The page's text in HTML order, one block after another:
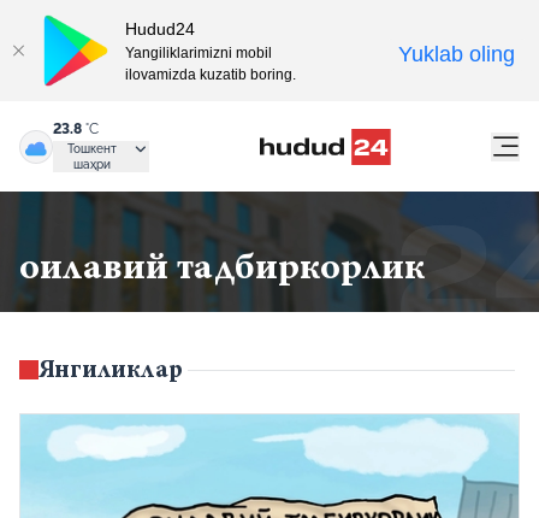
23.8 °C
Тошкент
шаҳри
оилавий тадбиркорлик
Янгиликлар
Hudud24
Yangiliklarimizni mobil
ilovamizda kuzatib boring.
Yuklab oling